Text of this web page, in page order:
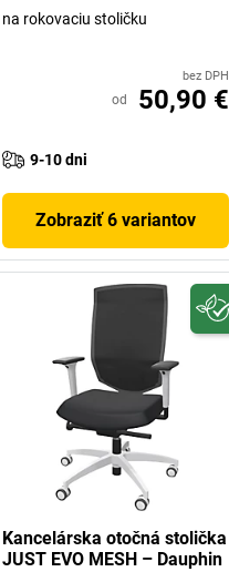
na rokovaciu stoličku
bez DPH
od 50,90 €
9-10 dni
Zobraziť 6 variantov
Kancelárska otočná stolička
JUST EVO MESH – Dauphin